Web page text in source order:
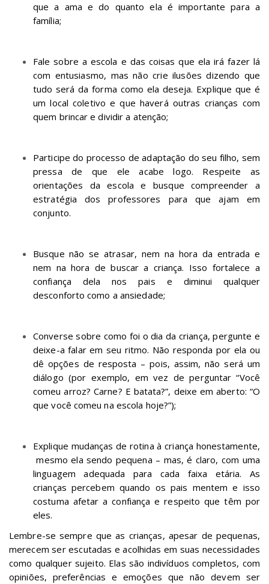
que a ama e do quanto ela é importante para a
família;
Fale sobre a escola e das coisas que ela irá fazer lá
com entusiasmo, mas não crie ilusões dizendo que
tudo será da forma como ela deseja. Explique que é
um local coletivo e que haverá outras crianças com
quem brincar e dividir a atenção;
Participe do processo de adaptação do seu filho, sem
pressa de que ele acabe logo. Respeite as
orientações da escola e busque compreender a
estratégia dos professores para que ajam em
conjunto.
Busque não se atrasar, nem na hora da entrada e
nem na hora de buscar a criança. Isso fortalece a
confiança dela nos pais e diminui qualquer
desconforto como a ansiedade;
Converse sobre como foi o dia da criança, pergunte e
deixe-a falar em seu ritmo. Não responda por ela ou
dê opções de resposta – pois, assim, não será um
diálogo (por exemplo, em vez de perguntar “Você
comeu arroz? Carne? E batata?”, deixe em aberto: “O
que você comeu na escola hoje?”);
Explique mudanças de rotina à criança honestamente,
mesmo ela sendo pequena – mas, é claro, com uma
linguagem adequada para cada faixa etária. As
crianças percebem quando os pais mentem e isso
costuma afetar a confiança e respeito que têm por
eles.
Lembre-se sempre que as crianças, apesar de pequenas,
merecem ser escutadas e acolhidas em suas necessidades
como qualquer sujeito. Elas são indivíduos completos, com
opiniões, preferências e emoções que não devem ser